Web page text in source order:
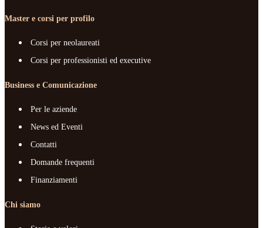
Master e corsi per profilo
Corsi per neolaureati
Corsi per professionisti ed executive
Business e Comunicazione
Per le aziende
News ed Eventi
Contatti
Domande frequenti
Finanziamenti
Chi siamo